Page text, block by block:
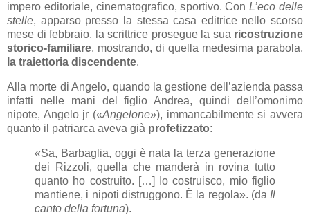
impero editoriale, cinematografico, sportivo. ConL’eco delle
stelle, apparso presso la stessa casa editrice nello scorso
mese di febbraio, la scrittrice prosegue la sua ricostruzione
storico-familiare, mostrando, di quella medesima parabola,
la traiettoria discendente.
Alla morte di Angelo, quando la gestione dell’azienda passa
infatti nelle mani del figlio Andrea, quindi dell’omonimo
nipote, Angelo jr («Angelone»), immancabilmente si avvera
quanto il patriarca aveva già profetizzato:
«Sa, Barbaglia, oggi è nata la terza generazione
dei Rizzoli, quella che manderà in rovina tutto
quanto ho costruito. […] Io costruisco, mio figlio
mantiene, i nipoti distruggono. È la regola». (da Il
canto della fortuna).